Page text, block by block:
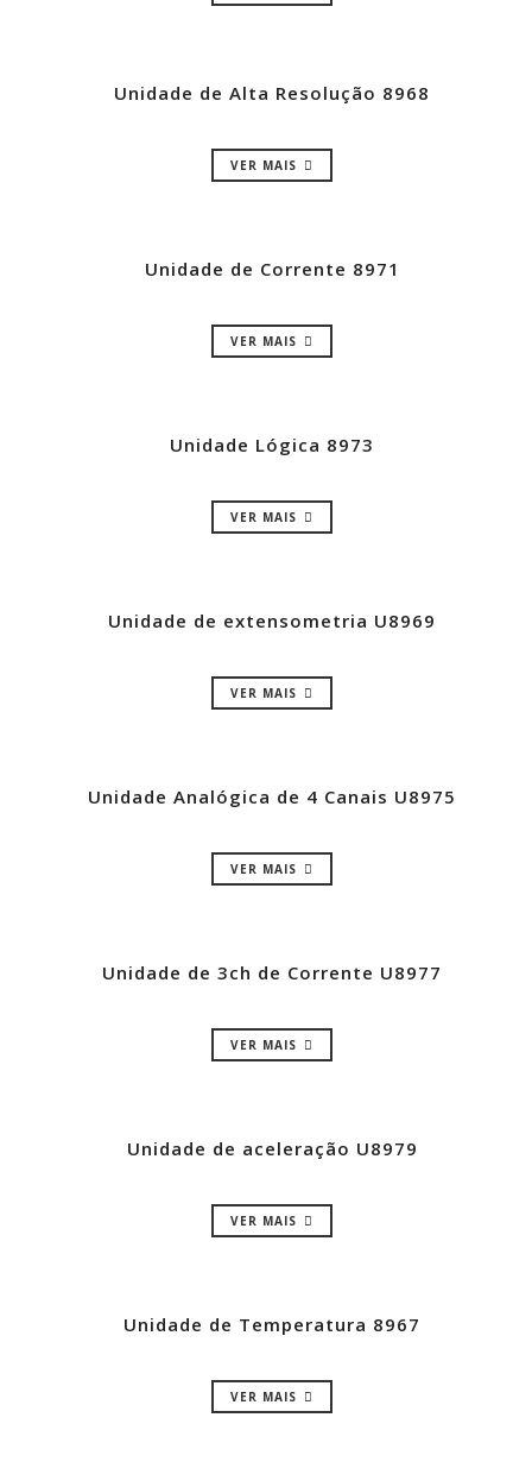
Unidade de Alta Resolução 8968
VER MAIS
Unidade de Corrente 8971
VER MAIS
Unidade Lógica 8973
VER MAIS
Unidade de extensometria U8969
VER MAIS
Unidade Analógica de 4 Canais U8975
VER MAIS
Unidade de 3ch de Corrente U8977
VER MAIS
Unidade de aceleração U8979
VER MAIS
Unidade de Temperatura 8967
VER MAIS